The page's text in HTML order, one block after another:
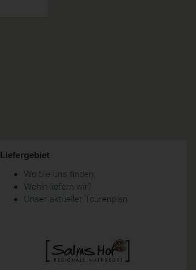
Liefergebiet
Wo Sie uns finden
Wohin liefern wir?
Unser aktueller Tourenplan